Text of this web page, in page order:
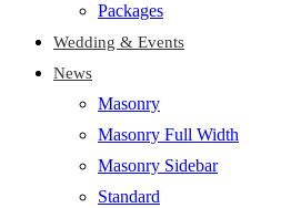
Packages
Wedding & Events
News
Masonry
Masonry Full Width
Masonry Sidebar
Standard